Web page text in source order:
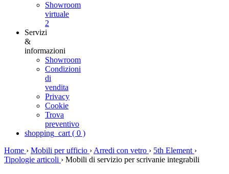
Showroom
virtuale
2
Servizi
&
informazioni
Showroom
Condizioni
di
vendita
Privacy
Cookie
Trova
preventivo
shopping_cart ( 0 )
Home › Mobili per ufficio › Arredi con vetro › 5th Element ›
Tipologie articoli › Mobili di servizio per scrivanie integrabili